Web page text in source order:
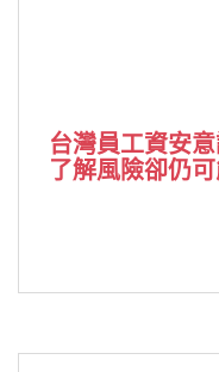
台灣員工資安
了解風險卻仍